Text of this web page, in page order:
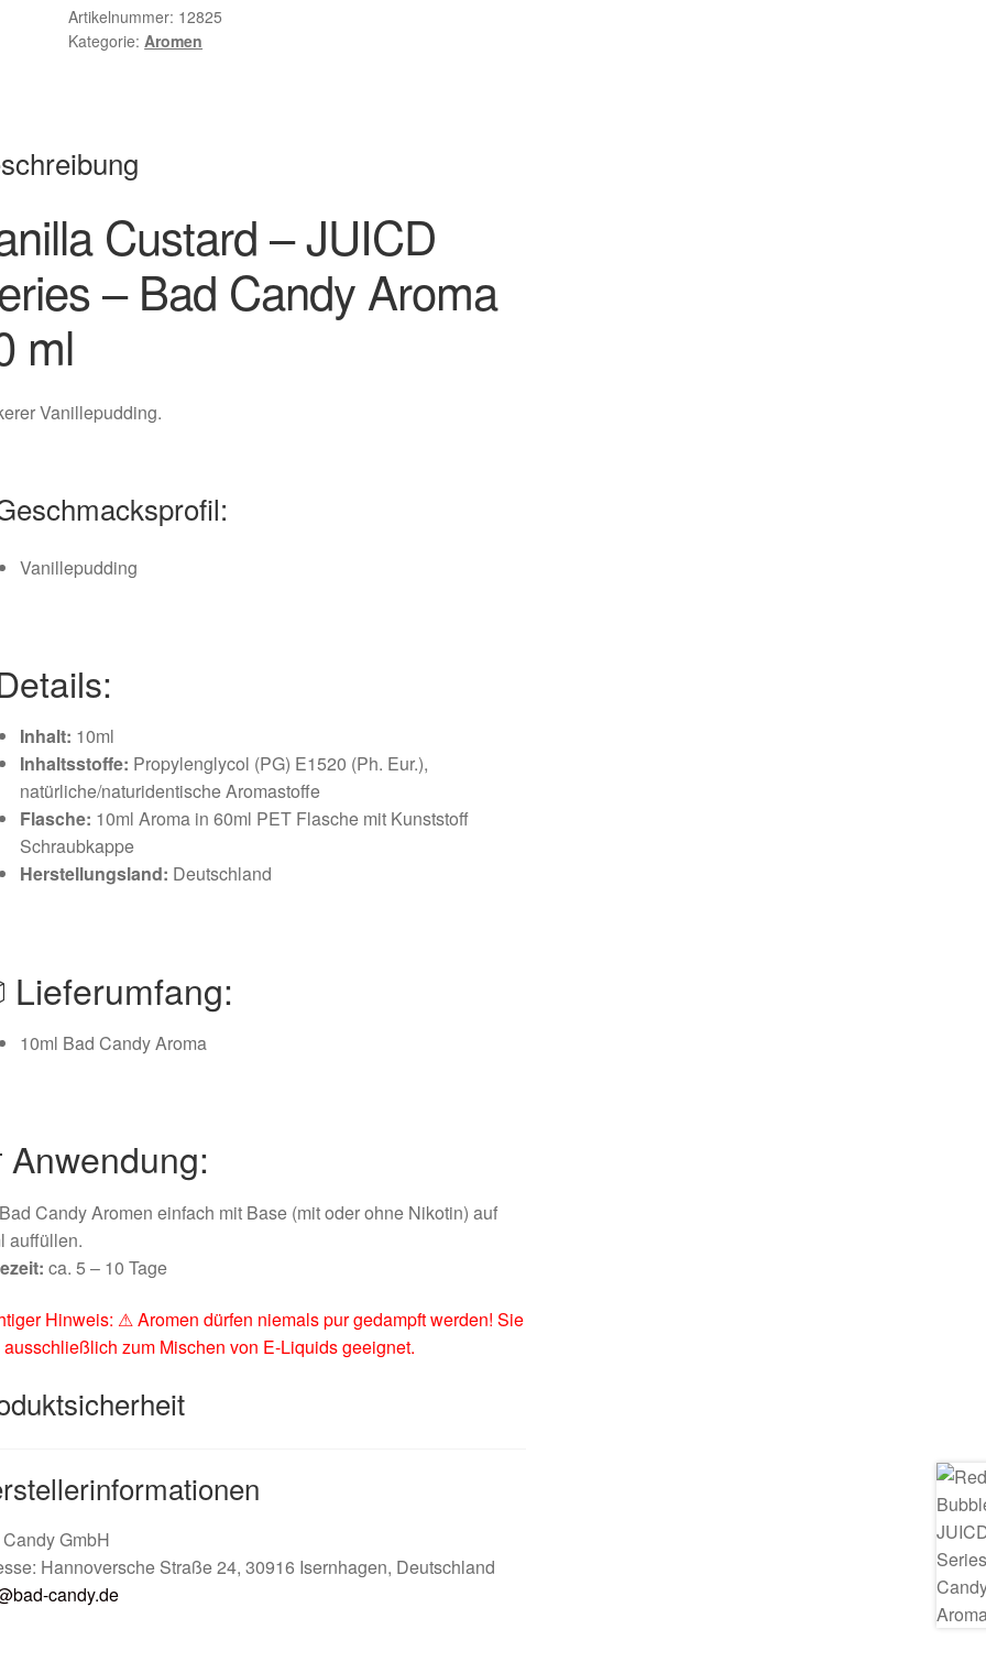
Artikelnummer: 12825
Kategorie:Aromen
Custard – JUICD
– Bad Candy Aroma
ml
Vanillepudding.
Vanillepudding
Inhalt: 10ml
Inhaltsstoffe: Propylenglycol (PG) E1520 (Ph. Eur.),
natürliche/naturidentische Aromastoffe
Flasche: 10ml Aroma in 60ml PET Flasche mit Kunststoff
Schraubkappe
Herstellungsland: Deutschland
Lieferumfang:
10ml Bad Candy Aroma
Anwendung:
Candy Aromen einfach mit Base (mit oder ohne Nikotin) auf
auffüllen.
ca. 5 – 10 Tage
Hinweis: ⚠ Aromen dürfen niemals pur gedampft werden! Sie
zum Mischen von E-Liquids geeignet.
GmbH
Hannoversche Straße 24, 30916 Isernhagen, Deutschland
candy.de